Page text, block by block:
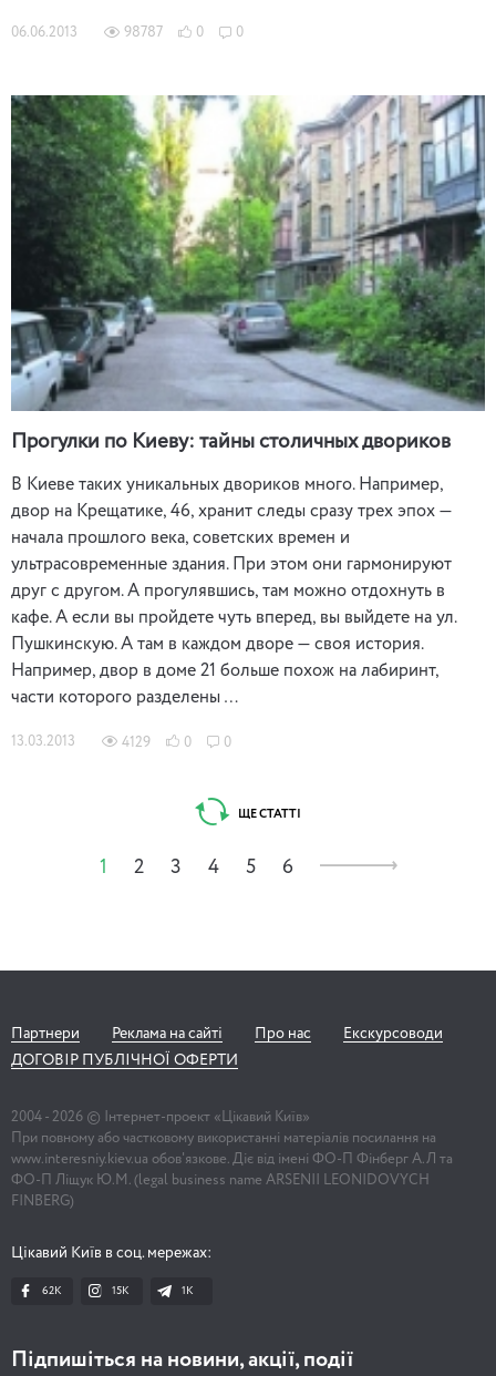
06.06.2013 98787 0 0
Прогулки по Киеву: тайны столичных двориков
В Киеве таких уникальных двориков много. Например,
двор на Крещатике, 46, хранит следы сразу трех эпох —
начала прошлого века, советских времен и
ультрасовременные здания. При этом они гармонируют
друг с другом. А прогулявшись, там можно отдохнуть в
кафе. А если вы пройдете чуть вперед, вы выйдете на ул.
Пушкинскую. А там в каждом дворе — своя история.
Например, двор в доме 21 больше похож на лабиринт,
части которого разделены …
13.03.2013 4129 0 0
ЩЕ СТАТТІ
1 2 3 4 5 6
Партнери Реклама на сайті Про нас
Екскурсоводи
ДОГОВІР ПУБЛІЧНОЇ ОФЕРТИ
2004 - 2026 © Інтернет-проект «Цікавий Київ»
При повному або частковому використанні матеріалів посилання на
www.interesniy.kiev.ua обов'язкове. Діє від імені ФО-П Фінберг А.Л та
ФО-П Ліщук Ю.М. (legal business name ARSENII LEONIDOVYCH
FINBERG)
Цікавий Київ в соц. мережах:
62K 15K 1К
Підпишіться на новини, акції, події